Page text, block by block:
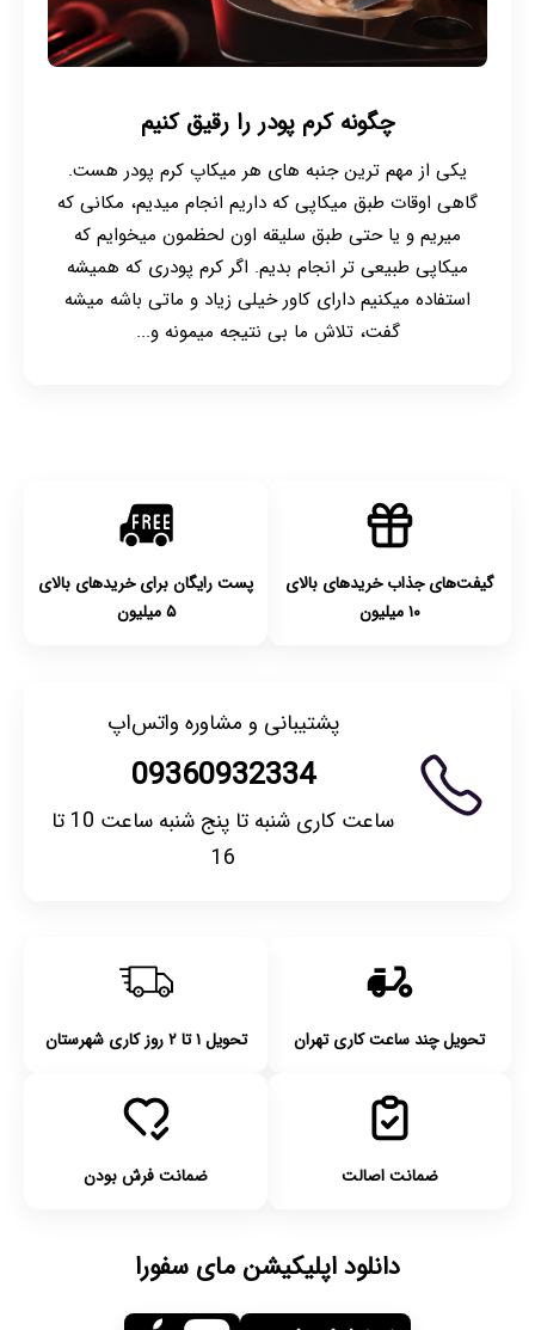
چگونه کرم پودر را رقیق کنیم
یکی از مهم ترین جنبه های هر میکاپ کرم پودر هست.
گاهی اوقات طبق میکاپی که داریم انجام میدیم، مکانی که
میریم و یا حتی طبق سلیقه اون لحظمون میخوایم که
میکاپی طبیعی تر انجام بدیم. اگر کرم پودری که همیشه
استفاده میکنیم دارای کاور خیلی زیاد و ماتی باشه میشه
گفت، تلاش ما بی نتیجه میمونه و...
گیفت‌های جذاب خریدهای بالای
۱۰ میلیون
پست رایگان برای خریدهای بالای
۵ میلیون
پشتیبانی و مشاوره واتس‌اپ
09360932334
ساعت کاری شنبه تا پنج شنبه ساعت 10 تا
16
تحویل چند ساعت کاری تهران تحویل ۱ تا ۲ روز کاری شهرستان
ضمانت اصالت ضمانت فرش بودن
دانلود اپلیکیشن مای سفورا